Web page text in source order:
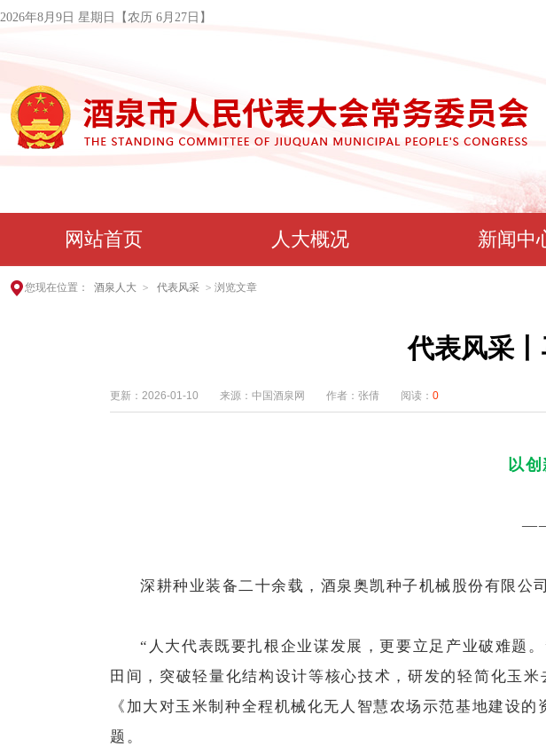
2026年8月9日 星期日 【农历 6月27日】
网站首页 人大概况 新闻中
您现在位置： 酒泉人大 > 代表风采 > 浏览文章
代表风采
更新： 2026-01-10 来源：中国酒泉网 作者：张倩 阅读： 0
以
——
深耕种业装备二十余载，酒泉奥凯种子机械股份有限公
“人大代表既要扎根企业谋发展，更要立足产业破难题
田间，突破轻量化结构设计等核心技术，研发的轻简化玉
《加大对玉米制种全程机械化无人智慧农场示范基地建设
题。